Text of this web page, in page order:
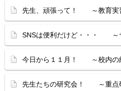
先生、頑張って！ ～教育実
SNSは便利だけど・・・ ～
今日から１１月！ ～校内の
先生たちの研究会！ ～重点